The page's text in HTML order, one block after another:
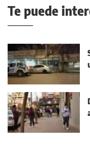
Te puede